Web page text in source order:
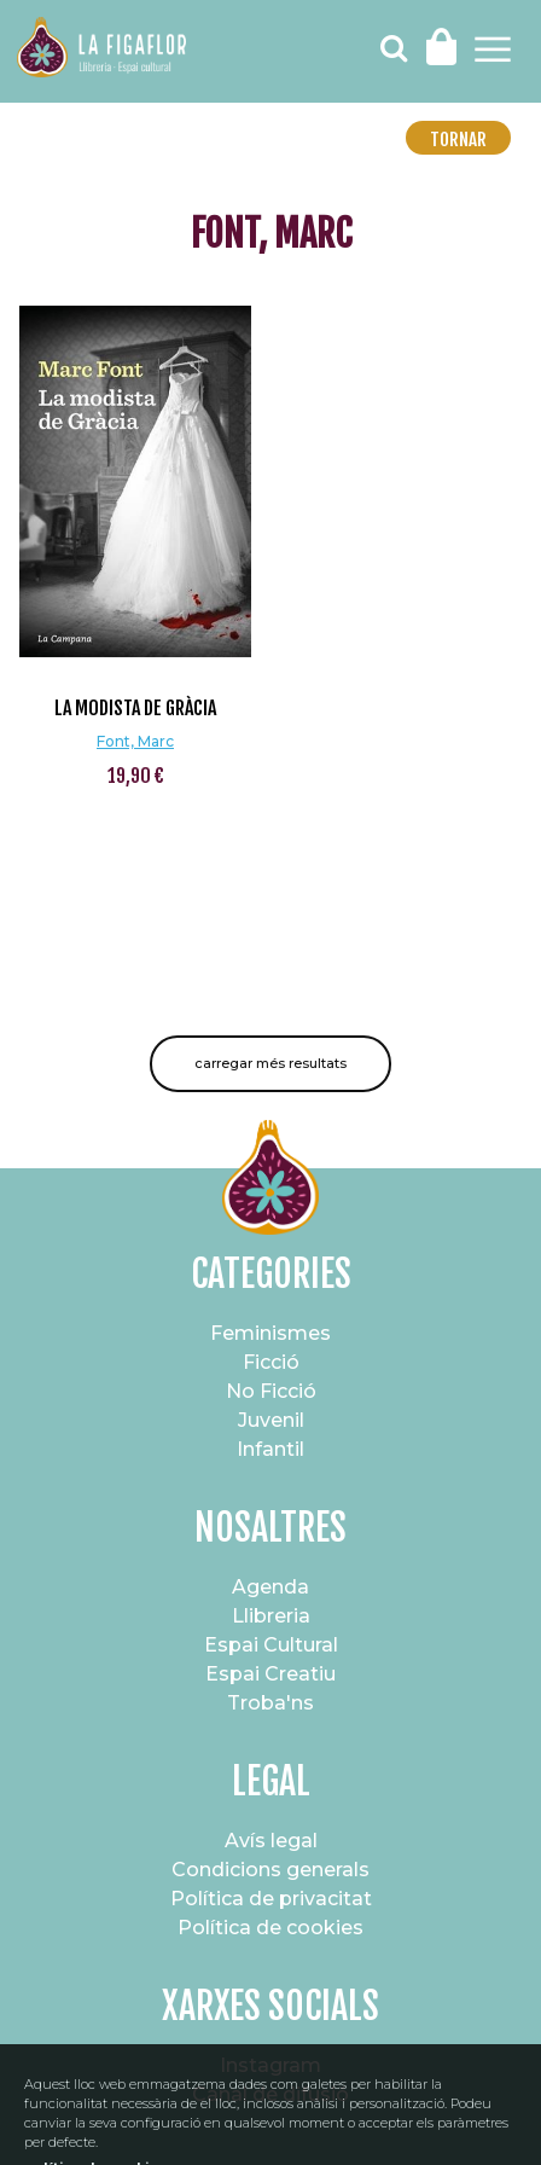
TORNAR
FONT, MARC
LA MODISTA DE GRÀCIA
Font, Marc
19,90 €
carregar més resultats
CATEGORIES
Feminismes
Ficció
No Ficció
Juvenil
Infantil
NOSALTRES
Agenda
Llibreria
Espai Cultural
Espai Creatiu
Troba'ns
LEGAL
Avís legal
Condicions generals
Política de privacitat
Política de cookies
XARXES SOCIALS
Canal de difusió
Aquest lloc web emmagatzema dades com galetes per habilitar la
funcionalitat necessària de el lloc, inclosos anàlisi i personalització. Podeu
canviar la seva configuració en qualsevol moment o acceptar els paràmetres
per defecte.